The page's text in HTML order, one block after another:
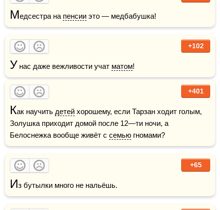
Медсестра на пенсии это — медбабушка!
+102
У нас даже вежливости учат матом!
+401
Как научить детей хорошему, если Тарзан ходит голым,
Золушка приходит домой после 12—ти ночи, а
Белоснежка вообще живёт с семью гномами?
+65
Из бутылки много не нальёшь.